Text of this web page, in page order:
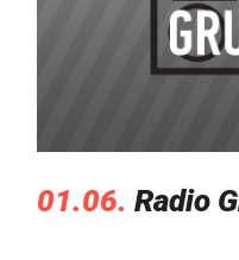
01.06. Radio